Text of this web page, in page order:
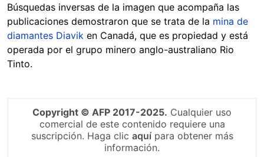
Búsquedas inversas de la imagen que acompaña las
publicaciones demostraron que se trata de la mina de
diamantes Diavik en Canadá, que es propiedad y está
operada por el grupo minero anglo-australiano Rio
Tinto.
Copyright © AFP 2017-2025. Cualquier uso
comercial de este contenido requiere una
suscripción. Haga clic aquípara obtener más
información.